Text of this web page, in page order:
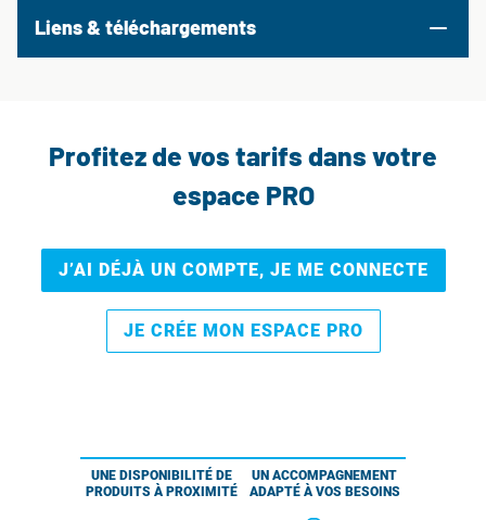
Liens & téléchargements
Profitez de vos tarifs dans votre
espace PRO
J’AI DÉJÀ UN COMPTE, JE ME CONNECTE
JE CRÉE MON ESPACE PRO
UNE DISPONIBILITÉ DE
PRODUITS À PROXIMITÉ
UN ACCOMPAGNEMENT
ADAPTÉ À VOS BESOINS